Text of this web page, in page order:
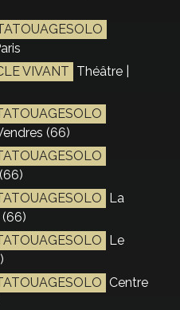
VIVANT Théâtre |
(66)
La
Le
Centre